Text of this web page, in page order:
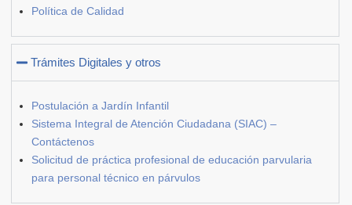
Política de Calidad
Trámites Digitales y otros
Postulación a Jardín Infantil
Sistema Integral de Atención Ciudadana (SIAC) –
Contáctenos
Solicitud de práctica profesional de educación parvularia
para personal técnico en párvulos